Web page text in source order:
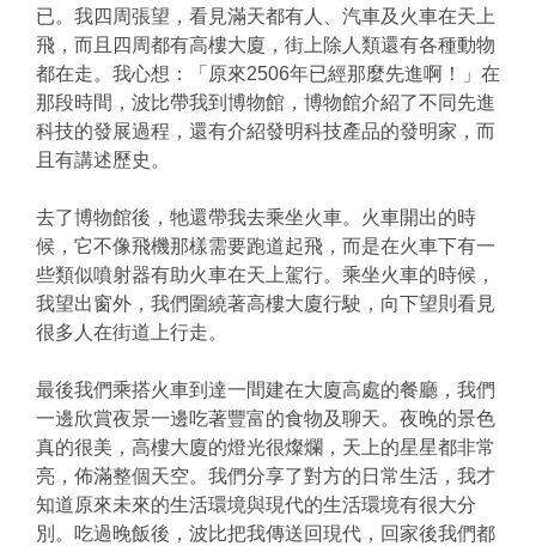
已。我四周張望，看見滿天都有人、汽車及火車在天上
飛，而且四周都有高樓大廈，街上除人類還有各種動物
都在走。我心想：「原來2506年已經那麼先進啊！」在
那段時間，波比帶我到博物館，博物館介紹了不同先進
科技的發展過程，還有介紹發明科技產品的發明家，而
且有講述歷史。
去了博物館後，牠還帶我去乘坐火車。火車開出的時
候，它不像飛機那樣需要跑道起飛，而是在火車下有一
些類似噴射器有助火車在天上駕行。乘坐火車的時候，
我望出窗外，我們圍繞著高樓大廈行駛，向下望則看見
很多人在街道上行走。
最後我們乘搭火車到達一間建在大廈高處的餐廳，我們
一邊欣賞夜景一邊吃著豐富的食物及聊天。夜晚的景色
真的很美，高樓大廈的燈光很燦爛，天上的星星都非常
亮，佈滿整個天空。我們分享了對方的日常生活，我才
知道原來未來的生活環境與現代的生活環境有很大分
別。吃過晚飯後，波比把我傳送回現代，回家後我們都